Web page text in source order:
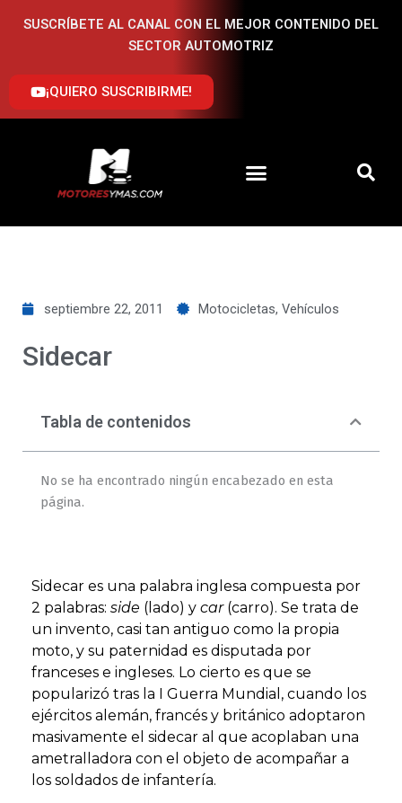
SUSCRÍBETE AL CANAL CON EL MEJOR CONTENIDO DEL
SECTOR AUTOMOTRIZ
¡QUIERO SUSCRIBIRME!
septiembre 22, 2011 Motocicletas, Vehículos
Sidecar
Tabla de contenidos
No se ha encontrado ningún encabezado en esta
página.
Sidecar es una palabra inglesa compuesta por
2 palabras: side (lado) y car(carro). Se trata de
un invento, casi tan antiguo como la propia
moto, y su paternidad es disputada por
franceses e ingleses. Lo cierto es que se
popularizó tras la I Guerra Mundial, cuando los
ejércitos alemán, francés y británico adoptaron
masivamente el sidecar al que acoplaban una
ametralladora con el objeto de acompañar a
los soldados de infantería.